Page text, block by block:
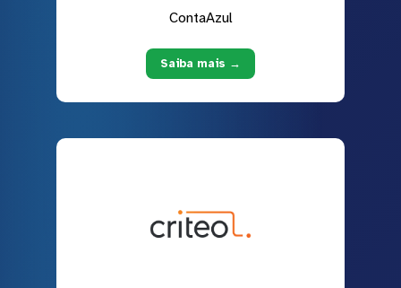
ContaAzul
Saiba mais →